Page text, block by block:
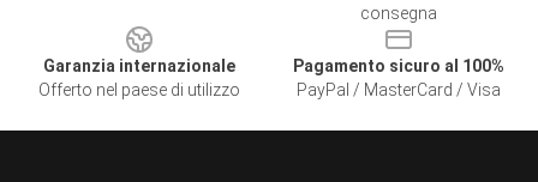
consegna
Garanzia internazionale
Offerto nel paese di utilizzo
Pagamento sicuro al 100%
PayPal / MasterCard / Visa